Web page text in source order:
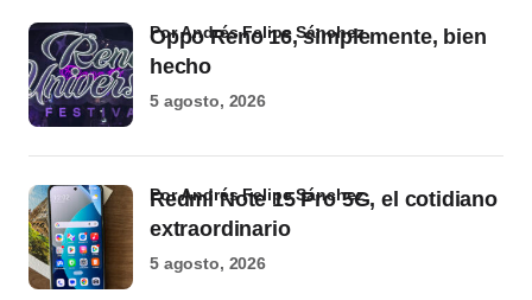
Oppo Reno 16, simplemente, bien
hecho
por Andrés Felipe Sánchez
5 agosto, 2026
Redmi Note 15 Pro 5G, el cotidiano
extraordinario
por Andrés Felipe Sánchez
5 agosto, 2026